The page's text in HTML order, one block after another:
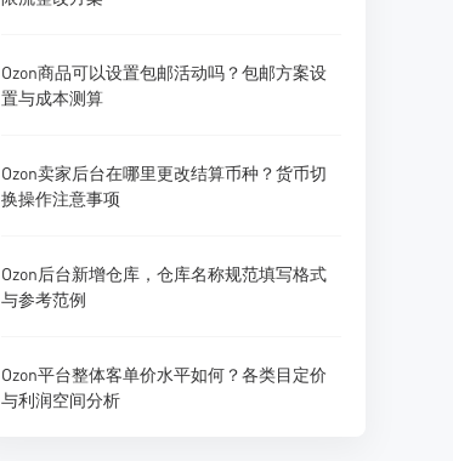
Ozon商品可以设置包邮活动吗？包邮方案设
置与成本测算
Ozon卖家后台在哪里更改结算币种？货币切
换操作注意事项
Ozon后台新增仓库，仓库名称规范填写格式
与参考范例
Ozon平台整体客单价水平如何？各类目定价
与利润空间分析